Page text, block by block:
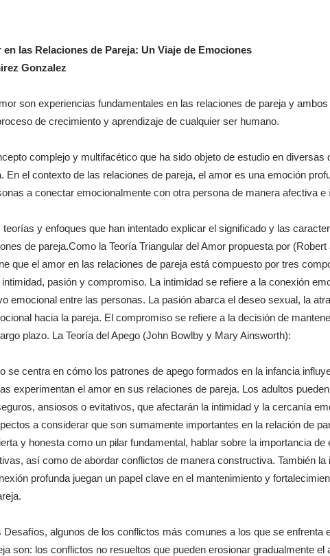
las Relaciones de Pareja: Un Viaje de Emociones
Gonzalez
son experiencias fundamentales en las relaciones de pareja y
de crecimiento y aprendizaje de cualquier ser humano.
complejo y multifacético que ha sido objeto de estudio en diversas
En el contexto de las relaciones de pareja, el amor es una emoción
a conectar emocionalmente con otra persona de manera afectiva e
teorías y enfoques que han intentado explicar el significado y las
de pareja.Como la Teoría Triangular del Amor propuesta por (Robert
que el amor en las relaciones de pareja está compuesto por tres
pasión y compromiso. La intimidad se refiere a la conexión
emocional entre las personas. La pasión abarca el deseo sexual, la
hacia la pareja. El compromiso se refiere a la decisión de
plazo. La Teoría del Apego (John Bowlby y Mary Ainsworth):
se centra en cómo los patrones de apego formados en la infancia
experimentan el amor en sus relaciones de pareja. Los adultos
ansiosos o evitativos, que afectarán la intimidad y la cercanía
a considerar que son sumamente importantes en la relación de
y honesta como un pilar fundamental, hablar sobre la importancia de
así como de abordar conflictos de manera constructiva. También la
profunda juegan un papel clave en el mantenimiento y
algunos de los conflictos más comunes a los que se enfrenta
son: los conflictos no resueltos que pueden erosionar gradualmente el